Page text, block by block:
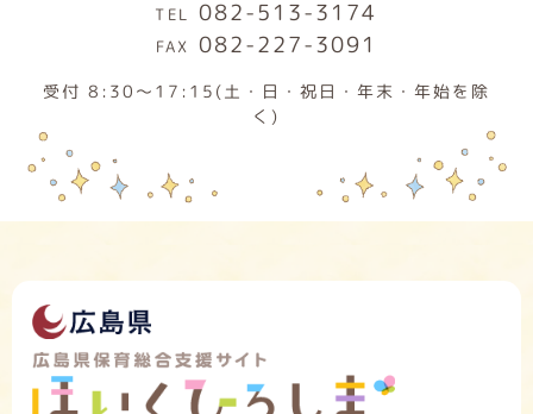
082-513-3174
082-227-3091
受付 8:30～17:15(土・日・祝日・年末・年始を除
く)